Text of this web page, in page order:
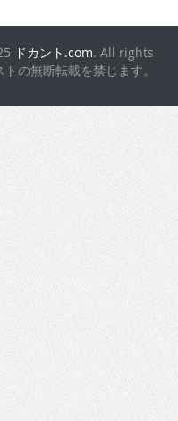
ドカント.com. All rights
の無断転載を禁じます。